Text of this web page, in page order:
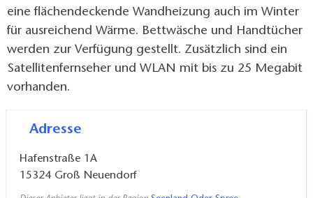
eine flächendeckende Wandheizung auch im Winter
für ausreichend Wärme. Bettwäsche und Handtücher
werden zur Verfügung gestellt. Zusätzlich sind ein
Satellitenfernseher und WLAN mit bis zu 25 Megabit
vorhanden.
Adresse
Hafenstraße 1A
15324 Groß Neuendorf